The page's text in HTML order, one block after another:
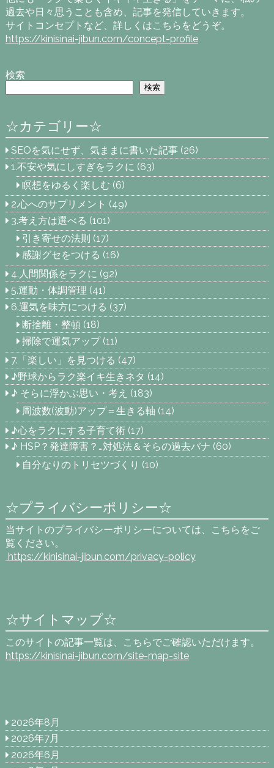
過去や日々思うことも含め、記事を発信していきます。
サイトコンセプトなど、詳しくはこちらをどうぞ。
https://kinisinai-jibun.com/concept-profile
検索
検索
☆カテゴリー☆
SEOを気にせず、気ままに書いた記事 (26)
1.不安や気にしすぎをラクに (63)
瞑想をゆるく楽しむ (6)
2.心へのサプリメント (49)
3.考え方は選べる (101)
引き寄せの法則 (17)
感謝グセをつける (16)
4.人間関係をラクに (92)
5.運動・体調管理 (41)
6.運気を味方につける (37)
断捨離・整頓(18)
掃除で運気アップ(11)
7.「楽しい」を見つける (47)
♪野球からラク楽イキ生きネタ (14)
♪ そらに浮かぶ思い・考え (183)
周波数(波動)アップ＝生きる軸 (14)
♪心をラクにする子育て術 (17)
♪ HSP？発達障害？…対処法＆そらの過去バナ (60)
自分なりのトリセツづくり (10)
☆プライバシーポリシー☆
当サイトのプライバシーポリシーについては、こちらをご
覧ください。
https://kinisinai-jibun.com/privacy-policy
☆サイトマップ☆
このサイトの記事一覧は、こちらでご確認いただけます。
https://kinisinai-jibun.com/site-map-site
2026年8月
2026年7月
2026年6月